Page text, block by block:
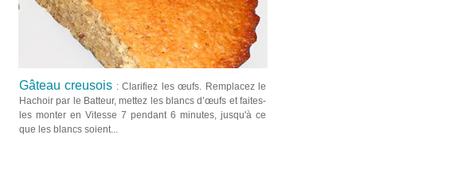
Gâteau creusois : Clarifiez les œufs. Remplacez le
Hachoir par le Batteur, mettez les blancs d’œufs et faites-
les monter en Vitesse 7 pendant 6 minutes, jusqu'à ce
que les blancs soient...